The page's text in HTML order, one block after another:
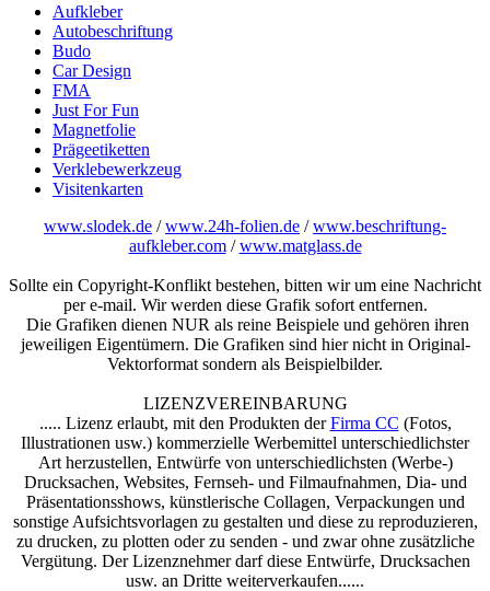
Aufkleber
Autobeschriftung
Budo
Car Design
FMA
Just For Fun
Magnetfolie
Prägeetiketten
Verklebewerkzeug
Visitenkarten
www.slodek.de /www.24h-folien.de /www.beschriftung-
aufkleber.com/www.matglass.de
Sollte ein Copyright-Konflikt bestehen, bitten wir um eine Nachricht
per e-mail. Wir werden diese Grafik sofort entfernen.
Die Grafiken dienen NUR als reine Beispiele und gehören ihren
jeweiligen Eigentümern. Die Grafiken sind hier nicht in Original-
Vektorformat sondern als Beispielbilder.
LIZENZVEREINBARUNG
..... Lizenz erlaubt, mit den Produkten derFirma CC (Fotos,
Illustrationen usw.) kommerzielle Werbemittel unterschiedlichster
Art herzustellen, Entwürfe von unterschiedlichsten (Werbe-)
Drucksachen, Websites, Fernseh- und Filmaufnahmen, Dia- und
Präsentationsshows, künstlerische Collagen, Verpackungen und
sonstige Aufsichtsvorlagen zu gestalten und diese zu reproduzieren,
zu drucken, zu plotten oder zu senden - und zwar ohne zusätzliche
Vergütung. Der Lizenznehmer darf diese Entwürfe, Drucksachen
usw. an Dritte weiterverkaufen......